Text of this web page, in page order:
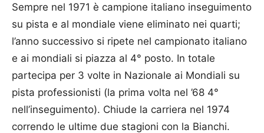
Sempre nel 1971 è campione italiano inseguimento
su pista e al mondiale viene eliminato nei quarti;
l’anno successivo si ripete nel campionato italiano
e ai mondiali si piazza al 4° posto. In totale
partecipa per 3 volte in Nazionale ai Mondiali su
pista professionisti (la prima volta nel ’68 4°
nell’inseguimento). Chiude la carriera nel 1974
correndo le ultime due stagioni con la Bianchi.